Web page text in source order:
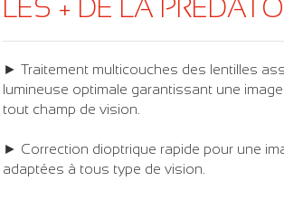
LES + DE LA
► Traitement multicouches des lentilles
lumineuse optimale garantissant une
tout champ de vision.
► Correction dioptrique rapide pour une
adaptées à tous type de vision.